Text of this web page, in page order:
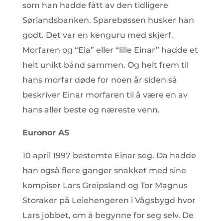
som han hadde fått av den tidligere
Sørlandsbanken. Sparebøssen husker han
godt. Det var en kenguru med skjerf.
Morfaren og “Eia” eller “lille Einar” hadde et
helt unikt bånd sammen. Og helt frem til
hans morfar døde for noen år siden så
beskriver Einar morfaren til å være en av
hans aller beste og næreste venn.
Euronor AS
10 april 1997 bestemte Einar seg. Da hadde
han også flere ganger snakket med sine
kompiser Lars Greipsland og Tor Magnus
Storaker på Leiehengeren i Vågsbygd hvor
Lars jobbet, om å begynne for seg selv. De